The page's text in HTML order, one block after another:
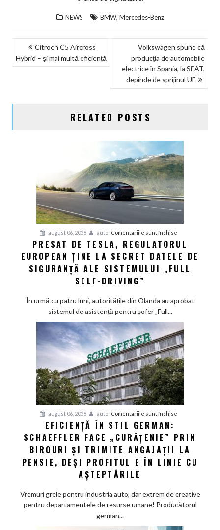
NEWS BMW, Mercedes-Benz
NAVIGARE
ÎN
Citroen C5 Aircross
Hybrid – și mai multă eficiență
Volkswagen spune că
producţia de automobile
electrice în Spania, la SEAT,
depinde de sprijinul UE
RELATED POSTS
august 06, 2026 auto Comentariile sunt închise
de
Tesla,
ține
datele
de
siguranță
ale
sistemului
„Full
Self-
Driving”
PRESAT DE TESLA, REGULATORUL
EUROPEAN ȚINE LA SECRET DATELE DE
SIGURANȚĂ ALE SISTEMULUI „FULL
SELF-DRIVING”
În urmă cu patru luni, autoritățile din Olanda au aprobat
sistemul de asistență pentru șofer „Full...
august 06, 2026 auto Comentariile sunt închise
în
stil
Schaeffler
EFICIENȚĂ ÎN STIL GERMAN:
SCHAEFFLER FACE „CURĂȚENIE” PRIN
BIROURI ȘI TRIMITE ANGAJAȚII LA
PENSIE, DEȘI PROFITUL E ÎN LINIE CU
AȘTEPTĂRILE
Vremuri grele pentru industria auto, dar extrem de creative
pentru departamentele de resurse umane! Producătorul
german...